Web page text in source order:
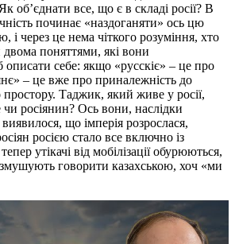
об’єднати все, що є в складі росії? В
починає «наздоганяти» ось цю
і через це нема чіткого розуміння, хто
поняттями, які вони
себе: якщо «русскіє» – це про
– це вже про приналежність до
Таджик, який живе у росії,
чи росіянин? Ось вони, наслідки
що імперія розрослася,
росією стало все включно із
утікачі від мобілізації обурюються,
змушують говорити казахською, хоч «ми